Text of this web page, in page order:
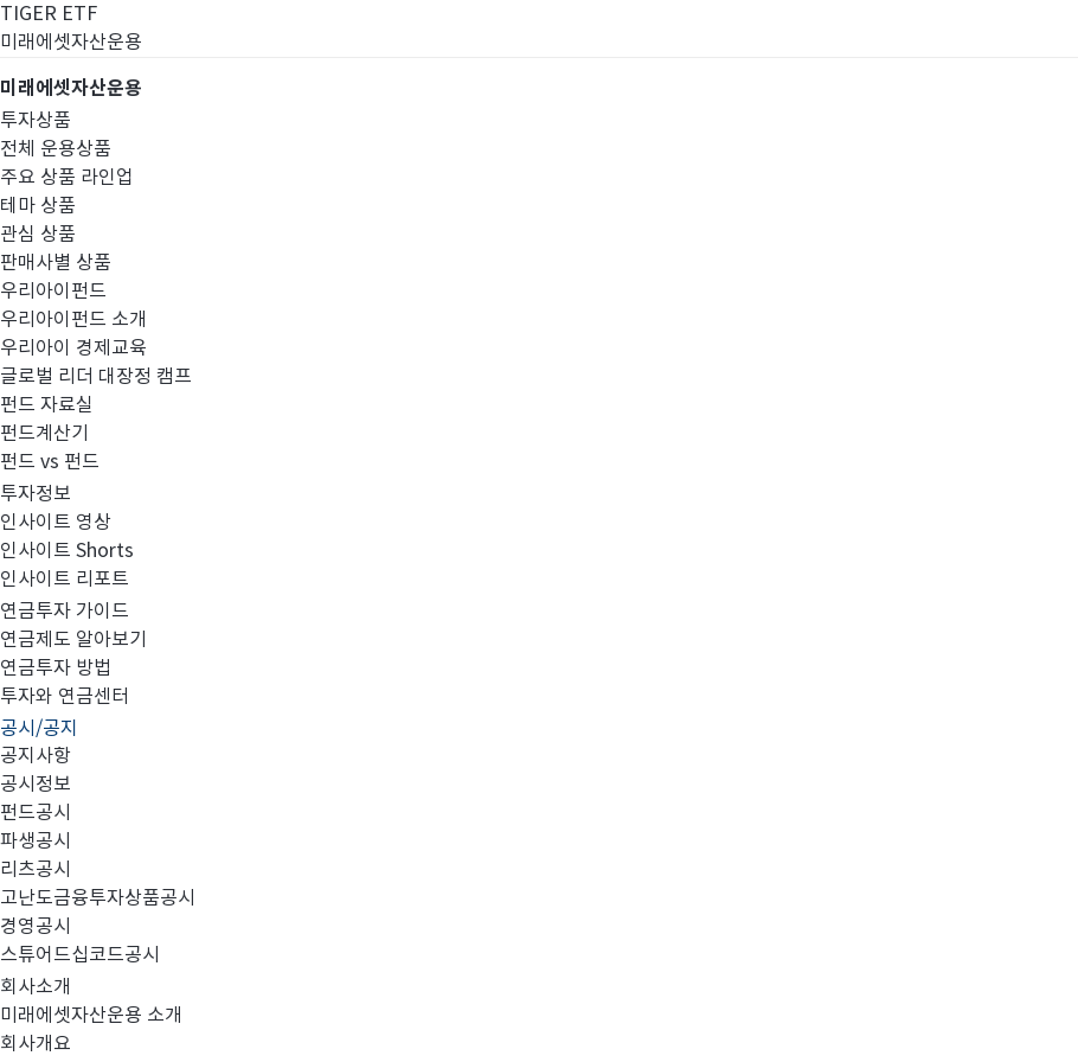
TIGER ETF
미래에셋자산운용
미래에셋자산운용
투자상품
전체 운용상품
주요 상품 라인업
테마 상품
관심 상품
판매사별 상품
우리아이펀드
우리아이펀드 소개
우리아이 경제교육
글로벌 리더 대장정 캠프
펀드 자료실
펀드계산기
펀드 vs 펀드
투자정보
인사이트 영상
인사이트 Shorts
인사이트 리포트
연금투자 가이드
연금제도 알아보기
연금투자 방법
투자와 연금센터
공시/공지
공지사항
공시정보
펀드공시
파생공시
리츠공시
고난도금융투자상품공시
경영공시
스튜어드십코드공시
회사소개
미래에셋자산운용 소개
회사개요
경영공시
2015년 3분기 영업보고서
첨부와 같이 당사의 주요 경영사항을 공시합니다.